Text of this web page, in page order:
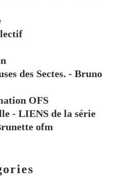
des Sectes. - Bruno
OFS
- LIENS de la série
ofm